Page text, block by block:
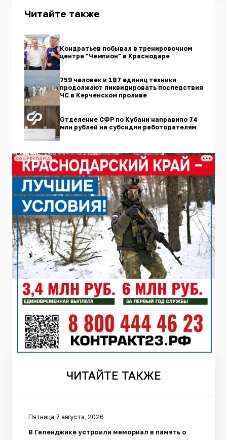
Читайте также
Кондратьев побывал в тренировочном
центре "Чемпион" в Краснодаре
759 человек и 187 единиц техники
продолжают ликвидировать последствия
ЧС в Керченском проливе
Отделение СФР по Кубани направило 74
млн рублей на субсидии работодателям
СОЦРЕКЛАМА
ЧИТАЙТЕ ТАКЖЕ
Пятница 7 августа, 2026
В Геленджике устроили мемориал в память о